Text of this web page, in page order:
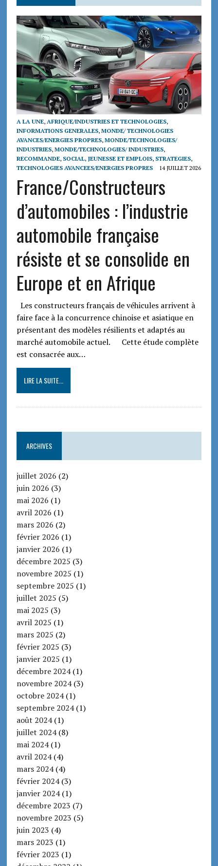
A LA UNE, AFRIQUE/INDUSTRIES ET TECHNOLOGIES,
INFORMATIONS GENERALES, MONDE/ TECHNOLOGIES
AVANCES/ENERGIES PROPRES, MONDE/TECHNOLOGIES/
INDUSTRIES, MONDE/TECHNOLOGIES/ INDUSTRIES,
RECOMMANDE, SOCIAL, JEUNESSE ET EMPLOIS, STRATEGIES,
TECHNOLOGIES AVANCEES/ENERGIES PROPRES
14 JUILLET 2026
France/Constructeurs
d’automobiles : l’industrie
automobile française
résiste et se consolide en
Europe et en Afrique
Les constructeurs français de véhicules arrivent à
faire face à la concurrence chinoise et asiatique en
présentant des modèles résilients et adaptés au
marché automobile actuel. Cette étude complète
est consacrée aux…
LIRE LA SUITE...
ARCHIVES
juillet 2026 (2)
juin 2026 (3)
mai 2026 (1)
avril 2026 (1)
mars 2026 (2)
février 2026 (1)
janvier 2026 (1)
décembre 2025 (3)
novembre 2025 (1)
septembre 2025 (1)
juillet 2025 (5)
mai 2025 (3)
avril 2025 (1)
mars 2025 (2)
février 2025 (3)
janvier 2025 (1)
décembre 2024(1)
novembre 2024(3)
octobre 2024(1)
septembre 2024(1)
août 2024(1)
juillet 2024(8)
mai 2024(1)
avril 2024(4)
mars 2024(4)
février 2024(3)
janvier 2024(1)
décembre 2023 (7)
novembre 2023 (5)
juin 2023 (4)
mars 2023 (1)
février 2023 (1)